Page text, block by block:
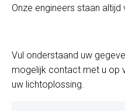
Onze engineers staan altijd
Vul onderstaand uw
mogelijk contact met u op
uw lichtoplossing.